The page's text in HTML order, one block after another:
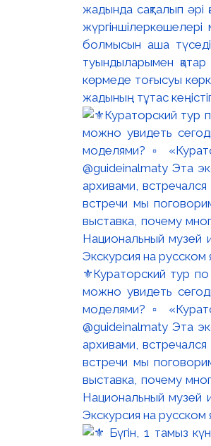
жадында сақталып әрі
жүргіншілеркөшелері
болмысын аша
туындыларымен
көрмеде тоғысуы
жадының тұтас
⚜️Кураторский тур
можно увидеть
моделями? ▫️
@guideinalmaty Эта
архивами,
встречи мы
выставка, почему
Национальный музей
Экскурсия на русском